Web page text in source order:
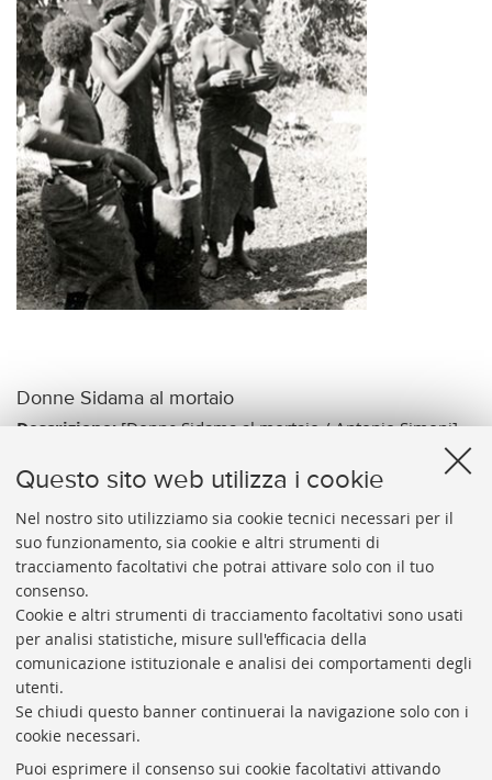
Questo sito web utilizza i cookie
Nel nostro sito utilizziamo sia cookie tecnici necessari per il
suo funzionamento, sia cookie e altri strumenti di
tracciamento facoltativi che potrai attivare solo con il tuo
consenso.
Cookie e altri strumenti di tracciamento facoltativi sono usati
per analisi statistiche, misure sull'efficacia della
comunicazione istituzionale e analisi dei comportamenti degli
utenti.
Se chiudi questo banner continuerai la navigazione solo con i
cookie necessari.
Puoi esprimere il consenso sui cookie facoltativi attivando
Donne Sidama al mortaio
Descrizione:[Donne Sidama al mortaio / Antonio Simoni]. -
[esec. 1937]. - 1 positivo: gelatina a sviluppo ; 176x124 mm.
Note:Tit. e data di esec. da nota ms. dell'A. contenuta in un
registro etichettato come "Materiale fotografico, negativi di
piccolo formato".
Vai al catalogo: https://sol.unibo.it/SebinaOpac/.do?
idopac=UBO2944339